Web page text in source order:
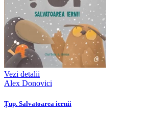
Vezi detalii
Alex Donovici
Țup. Salvatoarea iernii